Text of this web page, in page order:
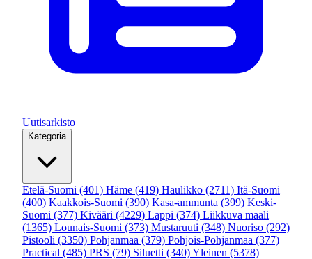
Uutisarkisto
Kategoria
Etelä-Suomi (401) Häme (419) Haulikko (2711) Itä-Suomi
(400) Kaakkois-Suomi (390) Kasa-ammunta (399) Keski-
Suomi (377) Kivääri (4229) Lappi (374) Liikkuva maali
(1365) Lounais-Suomi (373) Mustaruuti (348) Nuoriso (292)
Pistooli (3350) Pohjanmaa (379) Pohjois-Pohjanmaa (377)
Practical (485) PRS (79) Siluetti (340)Yleinen (5378)